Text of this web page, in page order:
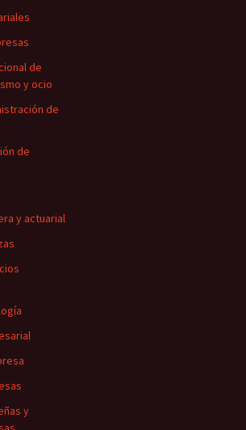
de
y ocio
de
de
y actuarial
y